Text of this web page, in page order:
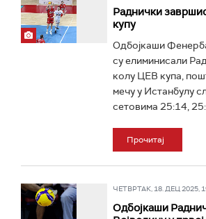
Раднички
купу
Одбојкаши
су елиминисали
колу ЦЕВ купа,
мечу у Истанбулу
сетовима 25:14,
Прочитај
ЧЕТВРТАК, 18. ДЕЦ 2025,
Одбојкаши